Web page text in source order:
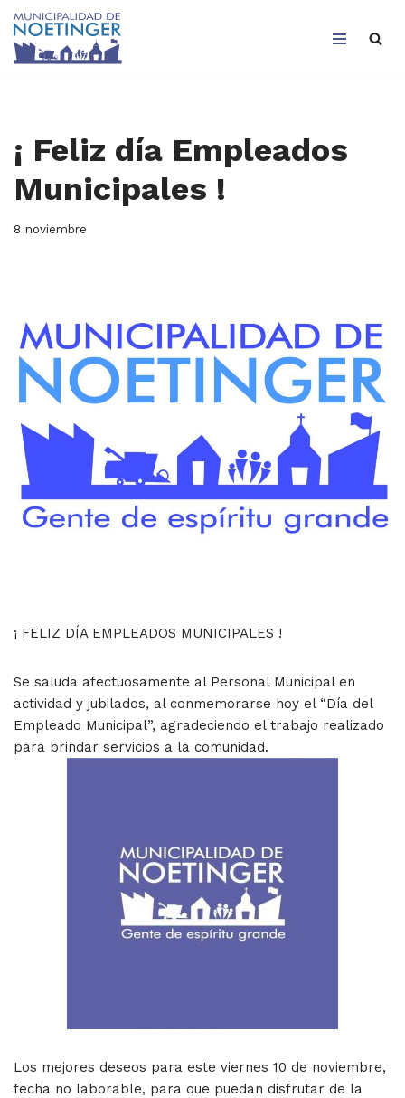
Saltar
¡ Feliz día Empleados
Municipales !
8 noviembre
¡ FELIZ DÍA EMPLEADOS MUNICIPALES !
Se saluda afectuosamente al Personal Municipal en
actividad y jubilados, al conmemorarse hoy el “Día del
Empleado Municipal”, agradeciendo el trabajo realizado
para brindar servicios a la comunidad.
Los mejores deseos para este viernes 10 de noviembre,
fecha no laborable, para que puedan disfrutar de la